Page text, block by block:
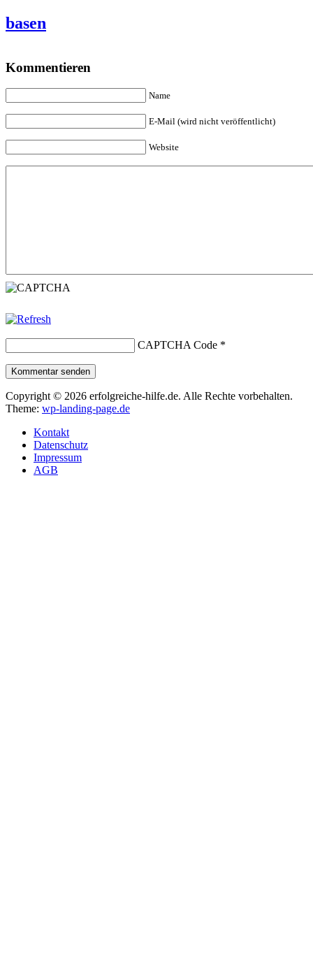
basen
Kommentieren
Name
E-Mail (wird nicht veröffentlicht)
Website
CAPTCHA Code *
Kommentar senden
Copyright © 2026 erfolgreiche-hilfe.de. Alle Rechte vorbehalten.
Theme: wp-landing-page.de
Kontakt
Datenschutz
Impressum
AGB